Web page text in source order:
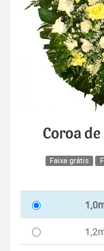
Coroa
Faixa grátis